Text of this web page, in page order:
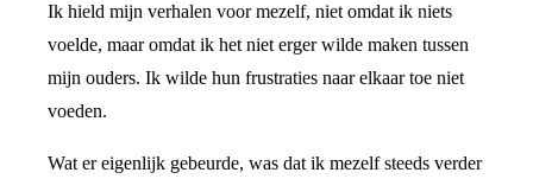
Ik hield mijn verhalen voor mezelf, niet omdat ik niets
voelde, maar omdat ik het niet erger wilde maken tussen
mijn ouders. Ik wilde hun frustraties naar elkaar toe niet
voeden.
Wat er eigenlijk gebeurde, was dat ik mezelf steeds verder